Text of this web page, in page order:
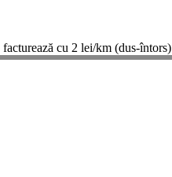
cu 2 lei/km (dus-întors)